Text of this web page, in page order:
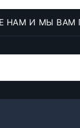
НАМ И МЫ